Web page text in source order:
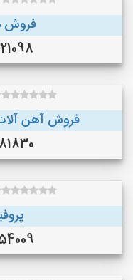
فروش
فروش آهن